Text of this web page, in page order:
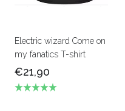
Electric wizard Come on
my fanatics T-shirt
€21,90